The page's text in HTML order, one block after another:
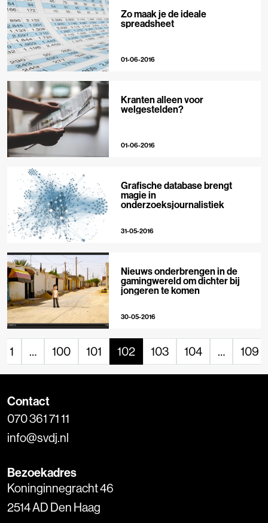
Zo maak je de ideale
spreadsheet
01-06-2016
Kranten alleen voor
welgestelden?
01-06-2016
Grafische database brengt
magie in
onderzoeksjournalistiek
31-05-2016
Nieuws onderbrengen in de
gamingwereld om dichter bij
jongeren te komen
30-05-2016
1 … 100 101 102 103 104 … 109
Contact
070 361 71 11
info@svdj.nl
Bezoekadres
Koninginnegracht 46
2514 AD Den Haag